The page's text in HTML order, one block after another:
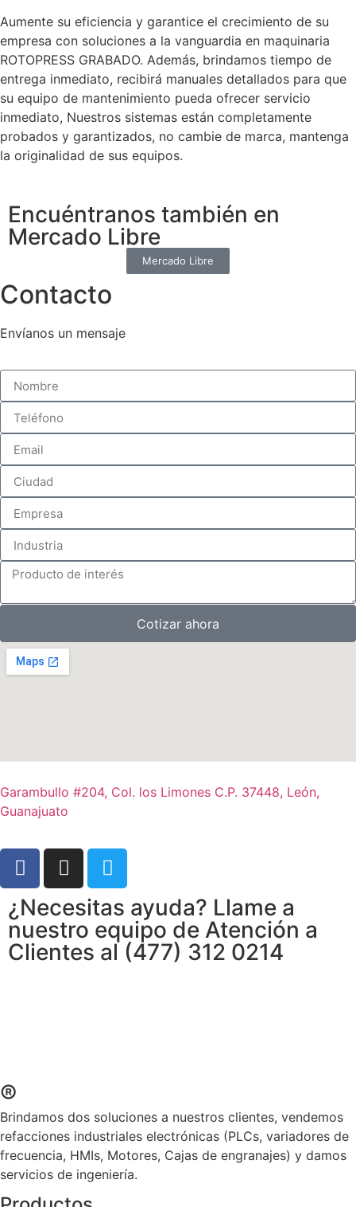
Aumente su eficiencia y garantice el crecimiento de su
empresa con soluciones a la vanguardia en maquinaria
ROTOPRESS GRABADO. Además, brindamos tiempo de
entrega inmediato, recibirá manuales detallados para que
su equipo de mantenimiento pueda ofrecer servicio
inmediato, Nuestros sistemas están completamente
probados y garantizados, no cambie de marca, mantenga
la originalidad de sus equipos.
Encuéntranos también en
Mercado Libre
Mercado Libre
Contacto
Envíanos un mensaje
Cotizar ahora
Garambullo #204, Col. los Limones C.P. 37448, León,
Guanajuato
¿Necesitas ayuda? Llame a
nuestro equipo de Atención a
Clientes al (477) 312 0214
®
Brindamos dos soluciones a nuestros clientes, vendemos
refacciones industriales electrónicas (PLCs, variadores de
frecuencia, HMIs, Motores, Cajas de engranajes) y damos
servicios de ingeniería.